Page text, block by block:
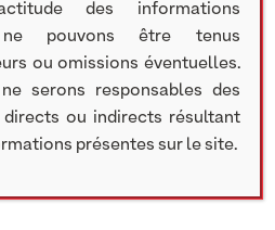
et les préoccupations qui
des Français en Capital-
de leur épargne.
lnkd.in/eSdkgXHu
des informations
ne pouvons être tenus
ou omissions éventuelles.
serons responsables des
ou indirects résultant
présentes sur le site.